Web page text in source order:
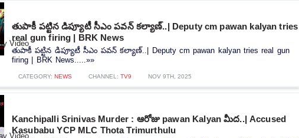
తుపాకీ పట్టిన డిప్యూటీ సీఎం పవన్ కల్యాణ్..| Deputy cm pawan kalyan tries
real gun firing | BRK News
తుపాకీ పట్టిన డిప్యూటీ సీఎం పవన్ కల్యాణ్..| Deputy cm pawan kalyan tries real gun
firing | BRK News.....»»
CATEGORY: NEWS CHANNEL: TV9 NOV 9TH, 2025
Kanchipalli Srinivas Murder : ఆరోజు pawan Kalyan మీద..| Accused
Kasubabu YCP MLC Thota Trimurthulu